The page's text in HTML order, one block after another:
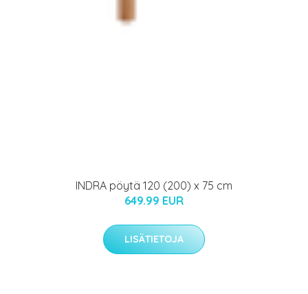
INDRA pöytä 120 (200) x 75 cm
649.99 EUR
LISÄTIETOJA